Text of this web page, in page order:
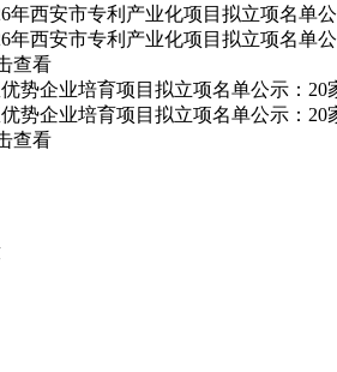
年西安市专利产业化项目拟立项名单
年西安市专利产业化项目拟立项名单
查看
势企业培育项目拟立项名单公示：
势企业培育项目拟立项名单公示：
查看